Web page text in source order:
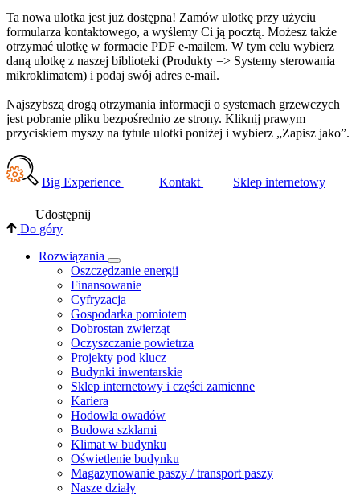
Ta nowa ulotka jest już dostępna! Zamów ulotkę przy użyciu
formularza kontaktowego, a wyślemy Ci ją pocztą. Możesz także
otrzymać ulotkę w formacie PDF e-mailem. W tym celu wybierz
daną ulotkę z naszej biblioteki (Produkty => Systemy sterowania
mikroklimatem) i podaj swój adres e-mail.
Najszybszą drogą otrzymania informacji o systemach grzewczych
jest pobranie pliku bezpośrednio ze strony. Kliknij prawym
przyciskiem myszy na tytule ulotki poniżej i wybierz „Zapisz jako”.
Big Experience Kontakt Sklep internetowy
Udostępnij
Do góry
Rozwiązania
​Oszczędzanie energii
Finansowanie
Cyfryzacja
Gospodarka pomiotem
Dobrostan zwierząt
Oczyszczanie powietrza
Projekty pod klucz
Budynki inwentarskie
Sklep internetowy i części zamienne
Kariera
Hodowla owadów
Budowa szklarni
Klimat w budynku
Oświetlenie budynku
Magazynowanie paszy / transport paszy
Nasze działy